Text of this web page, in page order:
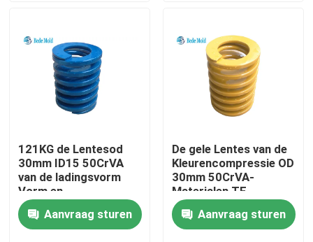
Ongeveer ons
Fabrieksreis
Kwaliteitscontrole
Contacteer ons
121KG de Lentesod
30mm ID15 50CrVA
van de ladingsvorm
Vorm en
Matrijzencomponenten
Aanvraag sturen
De gele Lentes van de
Kleurencompressie OD
30mm 50CrVA-
Materialen TF
Aanvraag sturen